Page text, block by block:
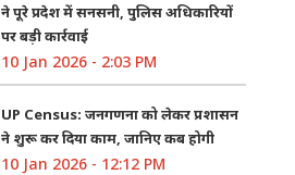
ने पूरे प्रदेश में सनसनी, पुलिस अधिकारियों
पर बड़ी कार्रवाई
10 Jan 2026 - 2:03 PM
UP Census: जनगणना को लेकर प्रशासन
ने शुरू कर दिया काम, जानिए कब होगी
10 Jan 2026 - 12:12 PM